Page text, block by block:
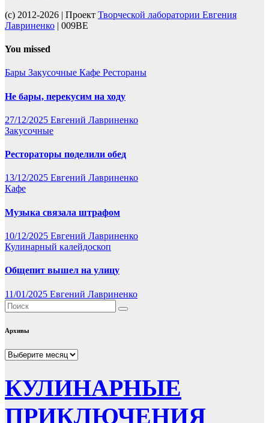
(c) 2012-2026 | Проект Творческой лаборатории Евгения
Лавриненко | 009BE
You missed
Бары Закусочные Кафе Рестораны
Не бары, перекусим на ходу
27/12/2025 Евгений Лавриненко
Закусочные
Рестораторы поделили обед
13/12/2025 Евгений Лавриненко
Кафе
Музыка связала штрафом
10/12/2025 Евгений Лавриненко
Кулинарный калейдоскоп
Общепит вышел на улицу
11/01/2025 Евгений Лавриненко
Архивы
Архивы
КУЛИНАРНЫЕ
ПРИКЛЮЧЕНИЯ